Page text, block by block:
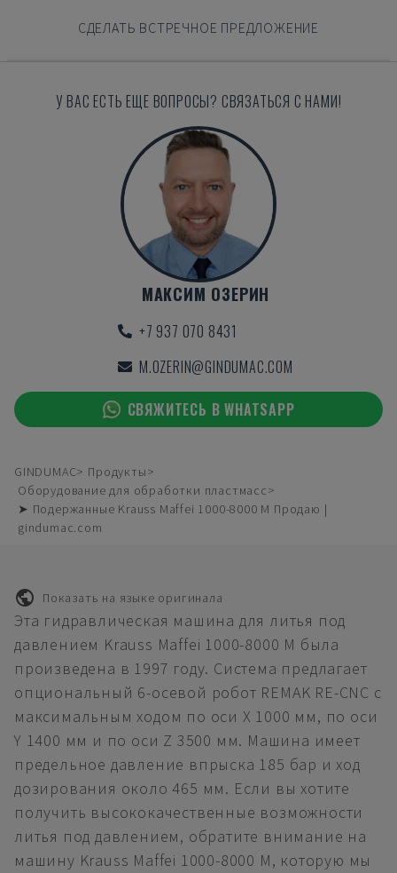
СДЕЛАТЬ ВСТРЕЧНОЕ ПРЕДЛОЖЕНИЕ
У ВАС ЕСТЬ ЕЩЕ ВОПРОСЫ? СВЯЗАТЬСЯ С НАМИ!
МАКСИМ ОЗЕРИН
+7 937 070 8431
M.OZERIN@GINDUMAC.COM
СВЯЖИТЕСЬ В WHATSAPP
GINDUMAC
Продукты
Оборудование для обработки пластмасс
➤ Подержанные Krauss Maffei 1000-8000 M Продаю |
gindumac.com
Показать на языке оригинала
Эта гидравлическая машина для литья под
давлением Krauss Maffei 1000-8000 M была
произведена в 1997 году. Система предлагает
опциональный 6-осевой робот REMAK RE-CNC с
максимальным ходом по оси X 1000 мм, по оси
Y 1400 мм и по оси Z 3500 мм. Машина имеет
предельное давление впрыска 185 бар и ход
дозирования около 465 мм. Если вы хотите
получить высококачественные возможности
литья под давлением, обратите внимание на
машину Krauss Maffei 1000-8000 M, которую мы